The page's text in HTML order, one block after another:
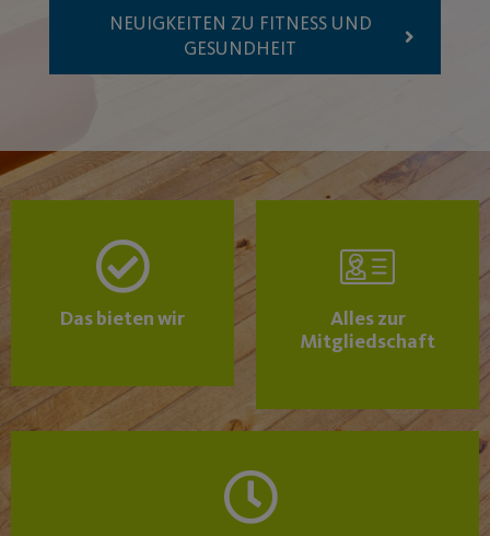
NEUIGKEITEN ZU FITNESS UND
GESUNDHEIT
Das bieten wir
Alles zur
Mitgliedschaft